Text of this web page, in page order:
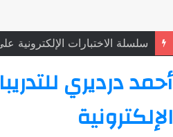
سلسلة الاختبارات الإلكترونية على
أحمد درديري
الإلكترونية